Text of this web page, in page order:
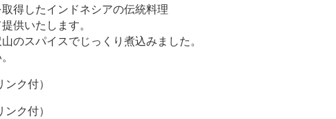
得したインドネシアの伝統料理
供いたします。
のスパイスでじっくり煮込みました。
ク付）
ク付）